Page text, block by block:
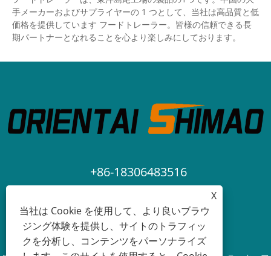
手メーカーおよびサプライヤーの 1 つとして、当社は高品質と低
価格を提供しています フードトレーラー。皆様の信頼できる長
期パートナーとなれることを心より楽しみにしております。
+86-18306483516
jack@qdshimaogroup.comX
当社は Cookie を使用して、より良いブラウ
ジング体験を提供し、サイトのトラフィッ
クを分析し、コンテンツをパーソナライズ